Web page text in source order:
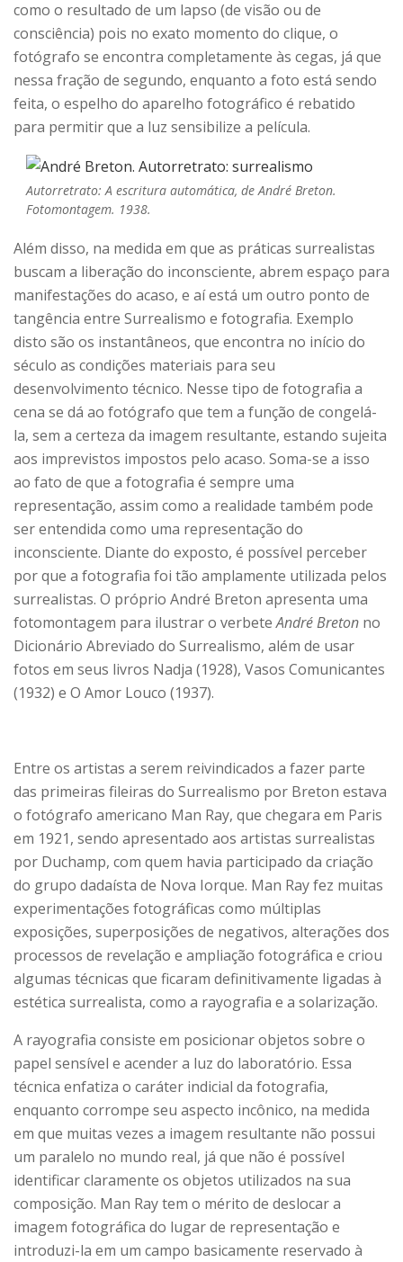
como o resultado de um lapso (de visão ou de
consciência) pois no exato momento do clique, o
fotógrafo se encontra completamente às cegas, já que
nessa fração de segundo, enquanto a foto está sendo
feita, o espelho do aparelho fotográfico é rebatido
para permitir que a luz sensibilize a película.
Autorretrato: A escritura automática, de André Breton.
Fotomontagem. 1938.
Além disso, na medida em que as práticas surrealistas
buscam a liberação do inconsciente, abrem espaço para
manifestações do acaso, e aí está um outro ponto de
tangência entre Surrealismo e fotografia. Exemplo
disto são os instantâneos, que encontra no início do
século as condições materiais para seu
desenvolvimento técnico. Nesse tipo de fotografia a
cena se dá ao fotógrafo que tem a função de congelá-
la, sem a certeza da imagem resultante, estando sujeita
aos imprevistos impostos pelo acaso. Soma-se a isso
ao fato de que a fotografia é sempre uma
representação, assim como a realidade também pode
ser entendida como uma representação do
inconsciente. Diante do exposto, é possível perceber
por que a fotografia foi tão amplamente utilizada pelos
surrealistas. O próprio André Breton apresenta uma
fotomontagem para ilustrar o verbeteAndré Breton no
Dicionário Abreviado do Surrealismo, além de usar
fotos em seus livros Nadja (1928), Vasos Comunicantes
(1932) e O Amor Louco (1937).
Entre os artistas a serem reivindicados a fazer parte
das primeiras fileiras do Surrealismo por Breton estava
o fotógrafo americano Man Ray, que chegara em Paris
em 1921, sendo apresentado aos artistas surrealistas
por Duchamp, com quem havia participado da criação
do grupo dadaísta de Nova Iorque. Man Ray fez muitas
experimentações fotográficas como múltiplas
exposições, superposições de negativos, alterações dos
processos de revelação e ampliação fotográfica e criou
algumas técnicas que ficaram definitivamente ligadas à
estética surrealista, como a rayografia e a solarização.
A rayografia consiste em posicionar objetos sobre o
papel sensível e acender a luz do laboratório. Essa
técnica enfatiza o caráter indicial da fotografia,
enquanto corrompe seu aspecto incônico, na medida
em que muitas vezes a imagem resultante não possui
um paralelo no mundo real, já que não é possível
identificar claramente os objetos utilizados na sua
composição. Man Ray tem o mérito de deslocar a
imagem fotográfica do lugar de representação e
introduzi-la em um campo basicamente reservado à